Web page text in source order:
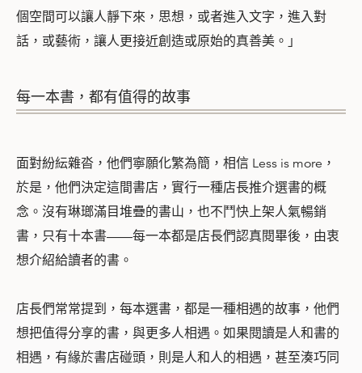
個空間可以讓人靜下來，思想，或者進入文字，進入對
話，或藝術，讓人更接近創造或原始的真善美。」
每一本書，都有值得的故事
面對紛紜雜沓，他們寧願化繁為簡，相信 Less is more，
於是，他們決定這間書店，實行一種店長推介選書的概
念。沒有琳瑯滿目堆疊的書山，也不鬥快上架人氣暢銷
書，只有十本書——每一本都是店長們認真閱畢後，由衷
想介紹給讀者的書。
店長們常常提到，每本選書，都是一種相遇的故事，他們
想把值得分享的書，與更多人相遇。如果閱讀是人和書的
相遇，有緣於書店碰頭，則是人和人的相遇，甚至湊巧同